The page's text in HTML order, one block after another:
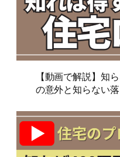
【動画で解説】知
の意外と知らない